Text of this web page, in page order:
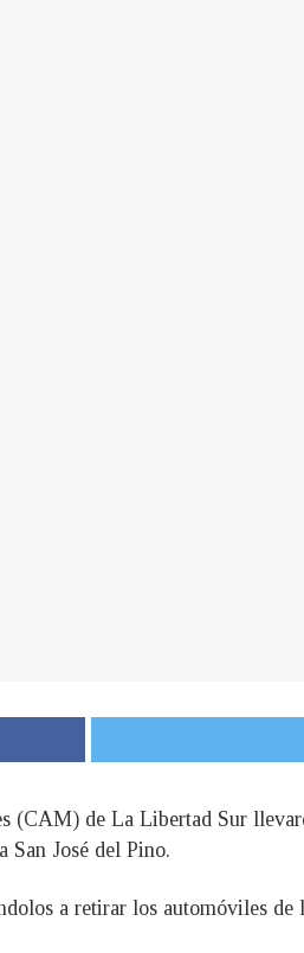
(CAM) de La Libertad Sur
San José del Pino.
a retirar los automóviles de